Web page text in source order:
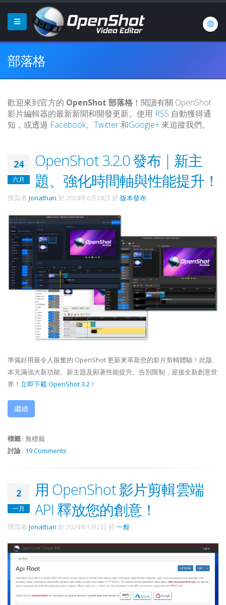
部落格
歡迎來到官方的 OpenShot 部落格 ！閱讀有關 OpenShot
影片編輯器的最新新聞和開發更新。使用 RSS 自動獲得通
知，或透過 Facebook、 Twitter和Google+ 來追蹤我們。
24
六月
OpenShot 3.2.0 發布 | 新主
題、強化時間軸與性能提升！
撰寫者 Jonathan 於 2024年6月24日 於 版本發布 .
準備好用最令人振奮的 OpenShot 更新來革新您的影片剪輯體驗！此版
本充滿強大新功能、新主題及顯著性能提升。告別限制，迎接全新創意世
界！ 立即下載 OpenShot 3.2 ！
繼續
標籤 : 無標籤
討論 : 19 Comments
2
一月
用 OpenShot 影片剪輯雲端
API 釋放您的創意！
撰寫者 Jonathan 於 2024年1月2日 於 一般 .